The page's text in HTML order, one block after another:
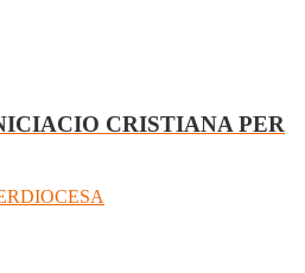
CRISTIANA PER